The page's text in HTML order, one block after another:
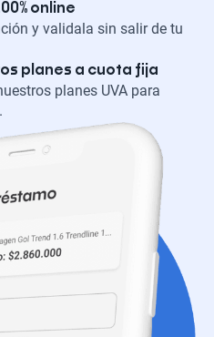
online
y validala sin salir de tu
planes a cuota fija
planes UVA para